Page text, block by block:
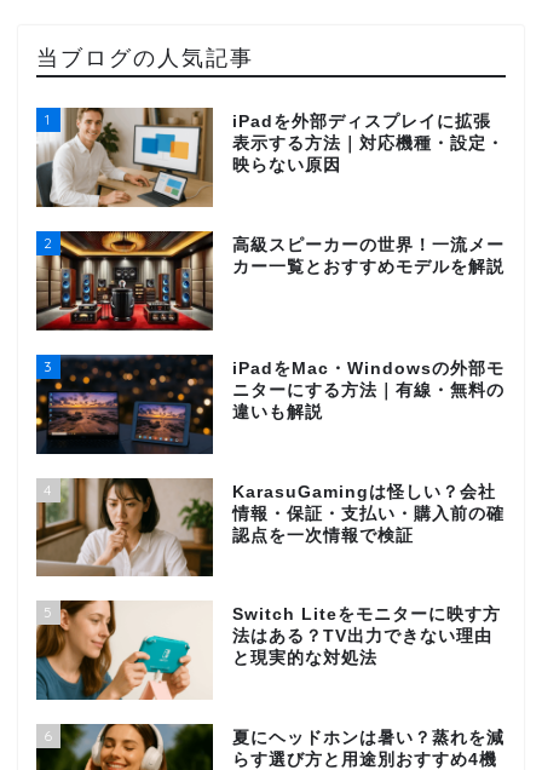
当ブログの人気記事
1
iPadを外部ディスプレイに拡張
表示する方法｜対応機種・設定・
映らない原因
2
高級スピーカーの世界！一流メー
カー一覧とおすすめモデルを解説
3
iPadをMac・Windowsの外部モ
ニターにする方法｜有線・無料の
違いも解説
4
KarasuGamingは怪しい？会社
情報・保証・支払い・購入前の確
認点を一次情報で検証
5
Switch Liteをモニターに映す方
法はある？TV出力できない理由
と現実的な対処法
6
夏にヘッドホンは暑い？蒸れを減
らす選び方と用途別おすすめ4機